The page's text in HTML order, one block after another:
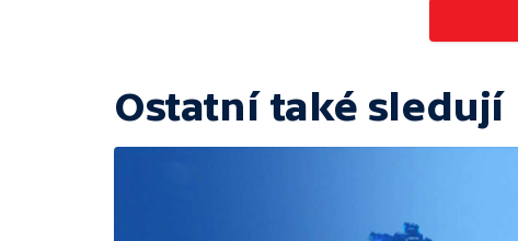
Ostatní také sledují